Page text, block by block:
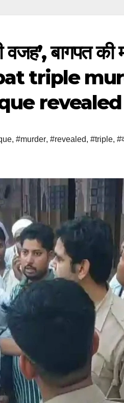
बागपत की
triple
, #murder, #revealed, #triple,